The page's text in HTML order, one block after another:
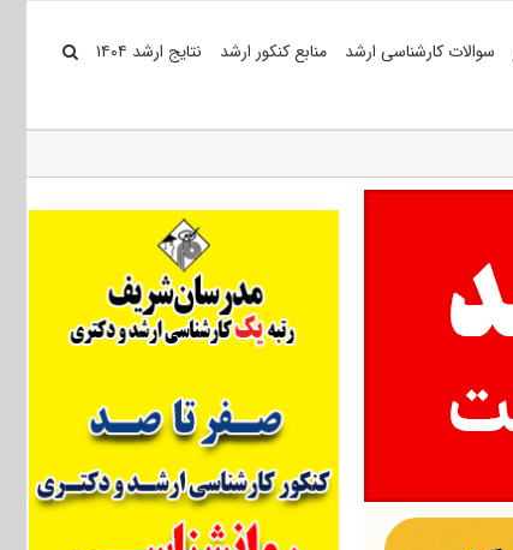
سوالات کارشناسی ارشد منابع کنکور ارشد نتایج ارشد ۱۴۰۴